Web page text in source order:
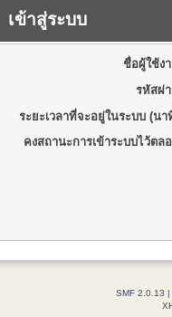
เข้าสู่ระบบ
ชื่อผู้ใช้ง
รหัสผ่
ระยะเวลาที่จะอยู่ในระบบ (นา
คงสถานะการเข้าระบบไว้ตล
SMF 2.0.13 |